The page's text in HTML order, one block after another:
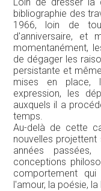
bibliographie des
1966, loin de
d'anniversaire, et
momentanément,
de dégager les
persistante et
mises en place,
expression, les
auxquels il a
temps.
Au-delà de cette
nouvelles
années
conceptions
comportement
l'amour, la poésie,